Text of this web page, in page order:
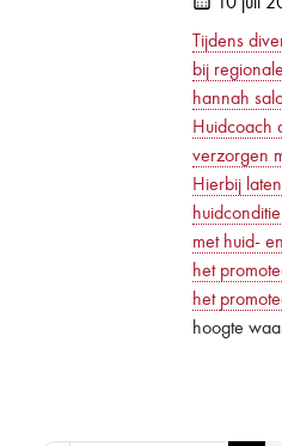
Tijdens
bij
hannah
Huidcoach
verzorgen
Hierbij
met huid-
het
het
hoogte